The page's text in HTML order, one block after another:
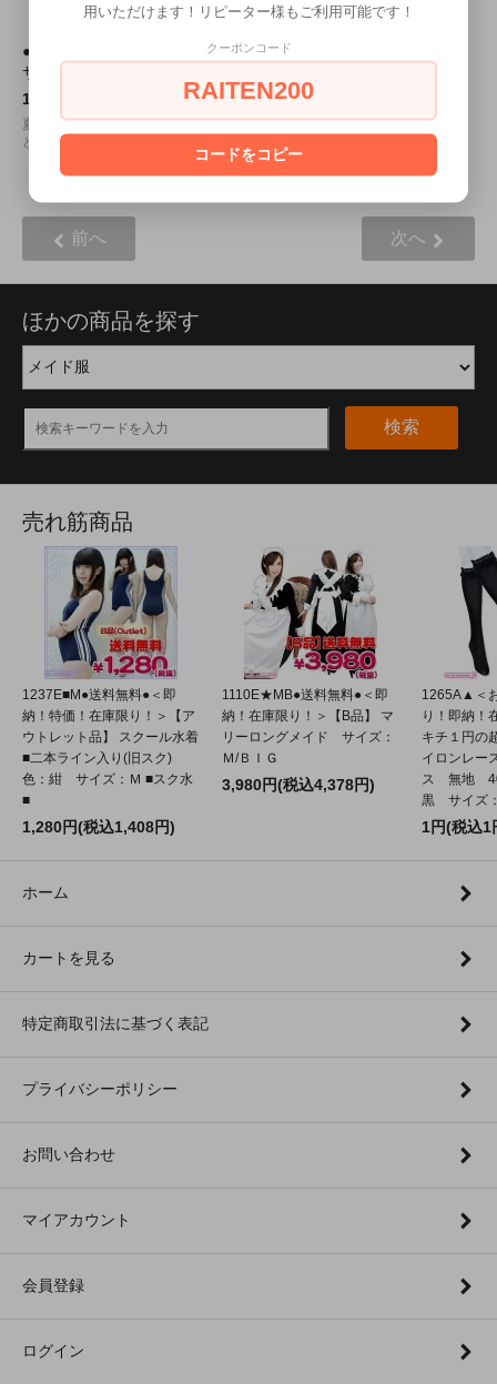
●送料無料●天使のふんどし
サイズ：フリー
1,460円(税込1,606円)
夏を爽やかに過ごす、軽やかなふん
どしタイプが登場しました！
●送料無料●下向用ペニスト
Ｓ/Ｍ/Ｌ
2,090円(税込2,299円)
女性股間の疑似体験！
前へ 次へ
ほかの商品を探す
検索
売れ筋商品
1237E■M●送料無料●＜即
納！特価！在庫限り！＞【ア
ウトレット品】 スクール水着
■二本ライン入り(旧スク)
色：紺 サイズ：Ｍ ■スク水
■
1,280円(税込1,408円)
1110E★MB●送料無料●＜即
納！在庫限り！＞【B品】 マ
リーロングメイド サイズ：
Ｍ/ＢＩＧ
3,980円(税込4,378円)
1265A▲＜
り！即納！
キチ１円の
イロンレー
ス 無地
黒 サイズ
1円(税込1
ホーム
カートを見る
特定商取引法に基づく表記
プライバシーポリシー
お問い合わせ
マイアカウント
会員登録
ログイン
用いただけます！リピーター様もご利用可能です！
クーポンコード
RAITEN200
コードをコピー